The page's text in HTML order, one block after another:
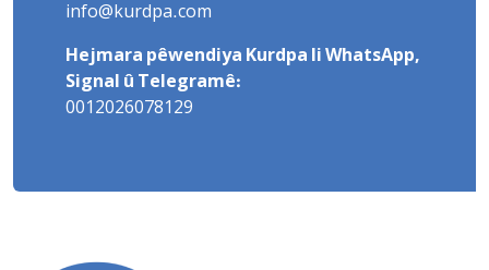
info@kurdpa.com
Hejmara pêwendiya Kurdpa li WhatsApp,
Signal û Telegramê:
0012026078129